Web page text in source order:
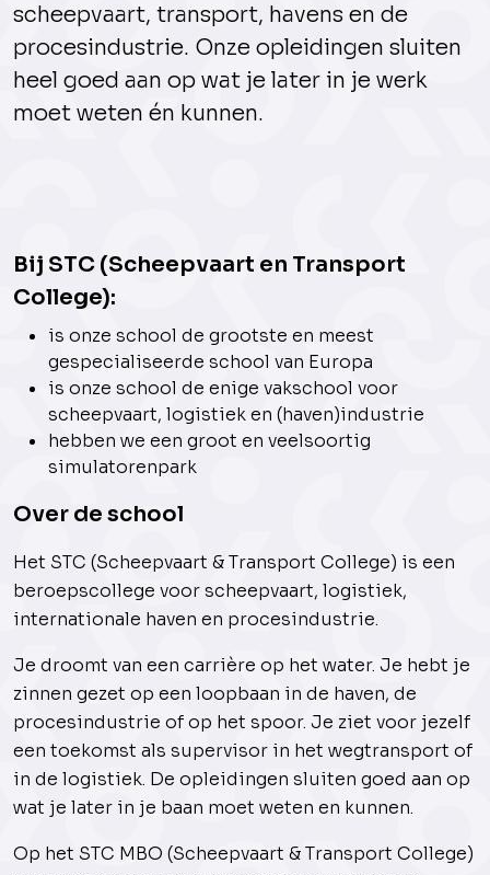
scheepvaart, transport, havens en de
procesindustrie. Onze opleidingen sluiten
heel goed aan op wat je later in je werk
moet weten én kunnen.
Bij STC (Scheepvaart en Transport
College):
is onze school de grootste en meest
gespecialiseerde school van Europa
is onze school de enige vakschool voor
scheepvaart, logistiek en (haven)industrie
hebben we een groot en veelsoortig
simulatorenpark
Over de school
Het STC (Scheepvaart & Transport College) is een
beroepscollege voor scheepvaart, logistiek,
internationale haven en procesindustrie.
Je droomt van een carrière op het water. Je hebt je
zinnen gezet op een loopbaan in de haven, de
procesindustrie of op het spoor. Je ziet voor jezelf
een toekomst als supervisor in het wegtransport of
in de logistiek. De opleidingen sluiten goed aan op
wat je later in je baan moet weten en kunnen.
Op het STC MBO (Scheepvaart & Transport College)